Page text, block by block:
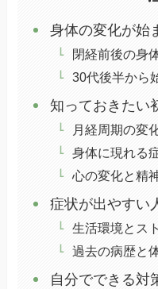
身体の変化が始
閉経前後の身
30代後半から
知っておきたい
月経周期の変
身体に現れる
心の変化と精
症状が出やすい
生活環境とス
過去の病歴と
自分でできる対